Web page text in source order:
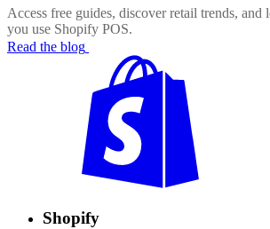
Access free guides, discover retail trends, and
you use Shopify POS.
Read the blog
Shopify